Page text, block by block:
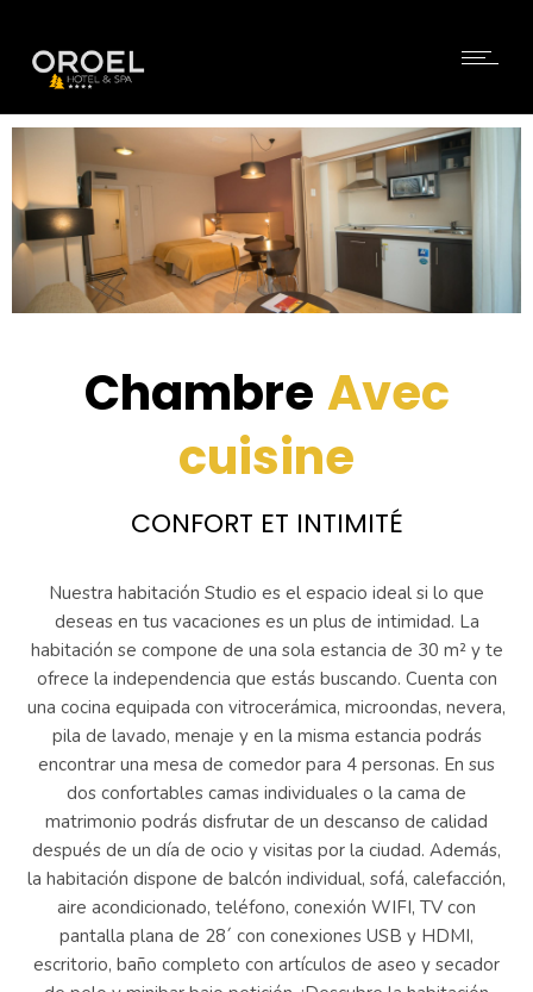
Chambre Avec
cuisine
CONFORT ET INTIMITÉ
Nuestra habitación Studio es el espacio ideal si lo que
deseas en tus vacaciones es un plus de intimidad. La
habitación se compone de una sola estancia de 30 m² y te
ofrece la independencia que estás buscando. Cuenta con
una cocina equipada con vitrocerámica, microondas, nevera,
pila de lavado, menaje y en la misma estancia podrás
encontrar una mesa de comedor para 4 personas. En sus
dos confortables camas individuales o la cama de
matrimonio podrás disfrutar de un descanso de calidad
después de un día de ocio y visitas por la ciudad. Además,
la habitación dispone de balcón individual, sofá, calefacción,
aire acondicionado, teléfono, conexión WIFI, TV con
pantalla plana de 28´ con conexiones USB y HDMI,
escritorio, baño completo con artículos de aseo y secador